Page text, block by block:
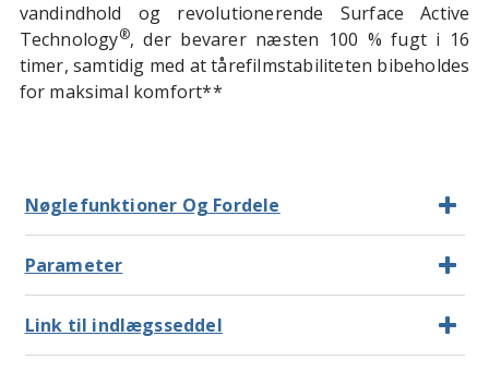
vandindhold og revolutionerende Surface Active
Technology®, der bevarer næsten 100 % fugt i 16
timer, samtidig med at tårefilmstabiliteten bibeholdes
for maksimal komfort**
Nøglefunktioner Og Fordele
Parameter
Link til indlægsseddel